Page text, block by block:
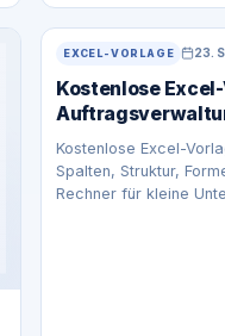
EXCEL-VORLAGE 23.
Kostenlose
Kostenlose Excel-
Spalten, Struktur,
Rechner für kleine